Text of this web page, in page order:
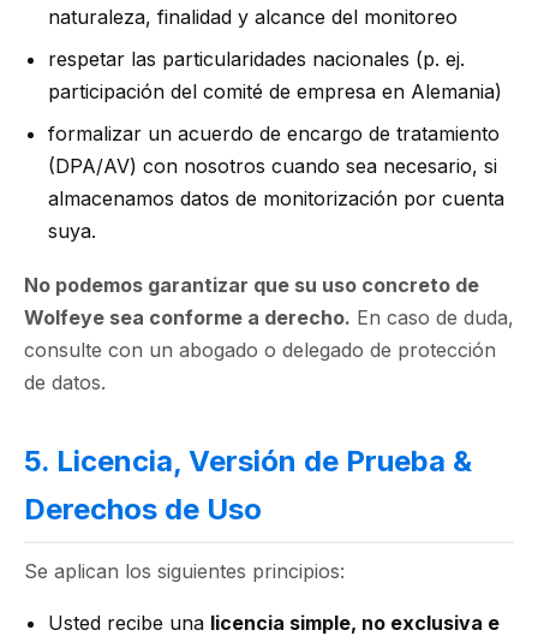
naturaleza, finalidad y alcance del monitoreo
respetar las particularidades nacionales (p. ej.
participación del comité de empresa en Alemania)
formalizar un acuerdo de encargo de tratamiento
(DPA/AV) con nosotros cuando sea necesario, si
almacenamos datos de monitorización por cuenta
suya.
No podemos garantizar que su uso concreto de
Wolfeye sea conforme a derecho. En caso de duda,
consulte con un abogado o delegado de protección
de datos.
5. Licencia, Versión de Prueba &
Derechos de Uso
Se aplican los siguientes principios:
Usted recibe una licencia simple, no exclusiva e